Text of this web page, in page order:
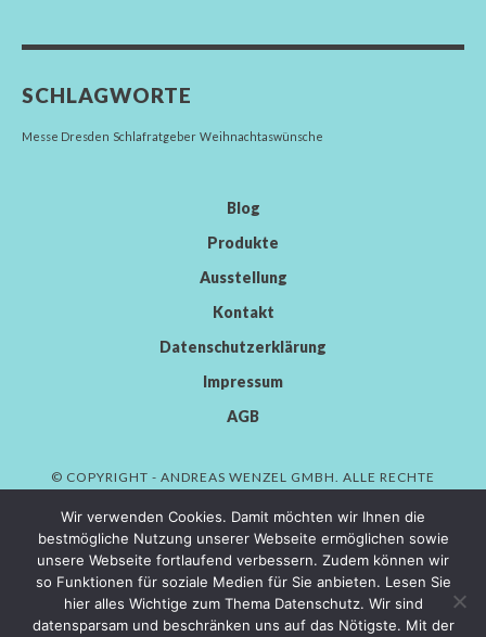
SCHLAGWORTE
Messe Dresden Schlafratgeber Weihnachtaswünsche
Blog
Produkte
Ausstellung
Kontakt
Datenschutzerklärung
Impressum
AGB
© COPYRIGHT - ANDREAS WENZEL GMBH. ALLE RECHTE
VORBEHALTEN.
AWENDOR GMBH
Wir verwenden Cookies. Damit möchten wir Ihnen die
bestmögliche Nutzung unserer Webseite ermöglichen sowie
unsere Webseite fortlaufend verbessern. Zudem können wir
so Funktionen für soziale Medien für Sie anbieten. Lesen Sie
hier alles Wichtige zum Thema Datenschutz. Wir sind
datensparsam und beschränken uns auf das Nötigste. Mit der